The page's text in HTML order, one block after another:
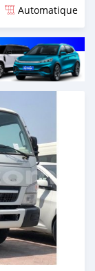
Automatique